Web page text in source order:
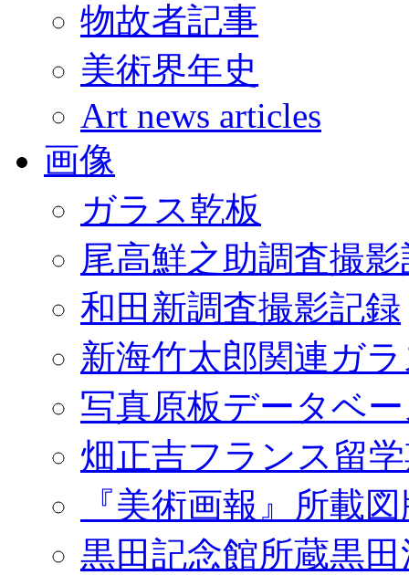
物故者記事
美術界年史
Art news articles
画像
ガラス乾板
尾高鮮之助調査撮
和田新調査撮影記録
新海竹太郎関連ガ
写真原板データベ
畑正吉フランス留
『美術画報』所載
黒田記念館所蔵黒